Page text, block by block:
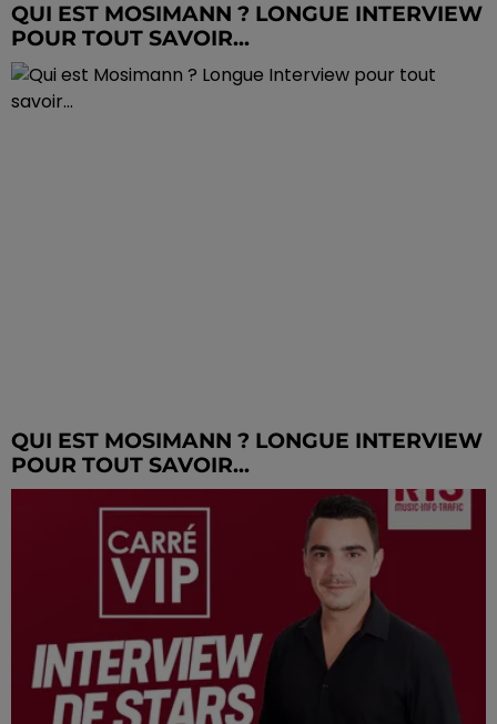
QUI EST MOSIMANN ? LONGUE INTERVIEW
POUR TOUT SAVOIR...
QUI EST MOSIMANN ? LONGUE INTERVIEW
POUR TOUT SAVOIR...